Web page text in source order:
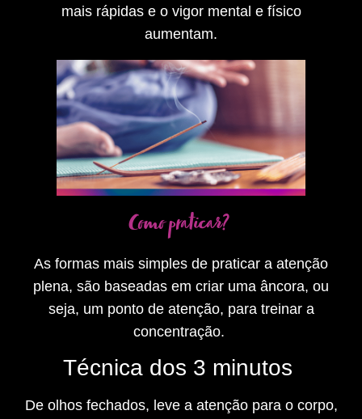
mais rápidas e o vigor mental e físico
aumentam.
Como praticar?
As formas mais simples de praticar a atenção
plena, são baseadas em criar uma âncora, ou
seja, um ponto de atenção, para treinar a
concentração.
Técnica dos 3 minutos
De olhos fechados, leve a atenção para o corpo,